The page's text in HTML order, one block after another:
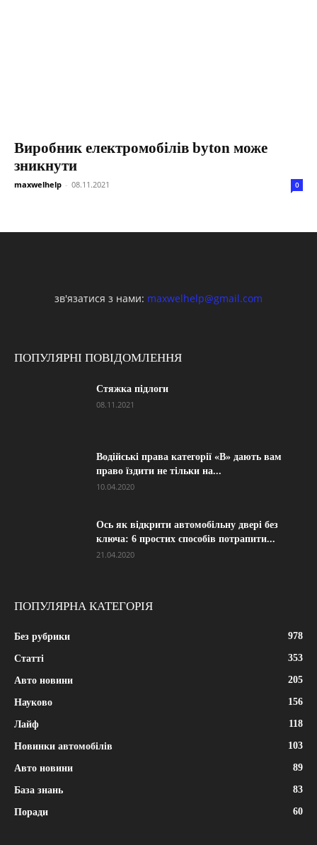
Виробник електромобілів byton може
зникнути
maxwelhelp - 08.11.2021 0
зв'язатися з нами: maxwelhelp@gmail.com
ПОПУЛЯРНІ ПОВІДОМЛЕННЯ
Стяжка підлоги
08.11.2021
Водійські права категорії «B» дають вам
право їздити не тільки на...
10.04.2020
Ось як відкрити автомобільну двері без
ключа: 6 простих способів потрапити...
21.04.2020
ПОПУЛЯРНА КАТЕГОРІЯ
Без рубрики 978
Статті 353
Авто новини 205
Науково 156
Лайф 118
Новинки автомобілів 103
Авто новини 89
База знань 83
Поради 60